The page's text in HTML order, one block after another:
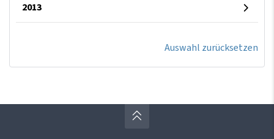
2013
Auswahl zurücksetzen